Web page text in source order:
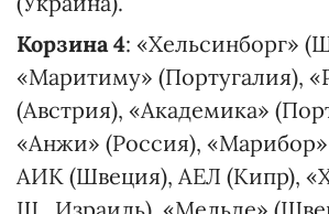
Корзина 4: «Хельсинборг»
«Маритиму» (Португалия),
(Австрия), «Академика»
«Анжи» (Россия),
АИК (Швеция), АЕЛ (Кипр),